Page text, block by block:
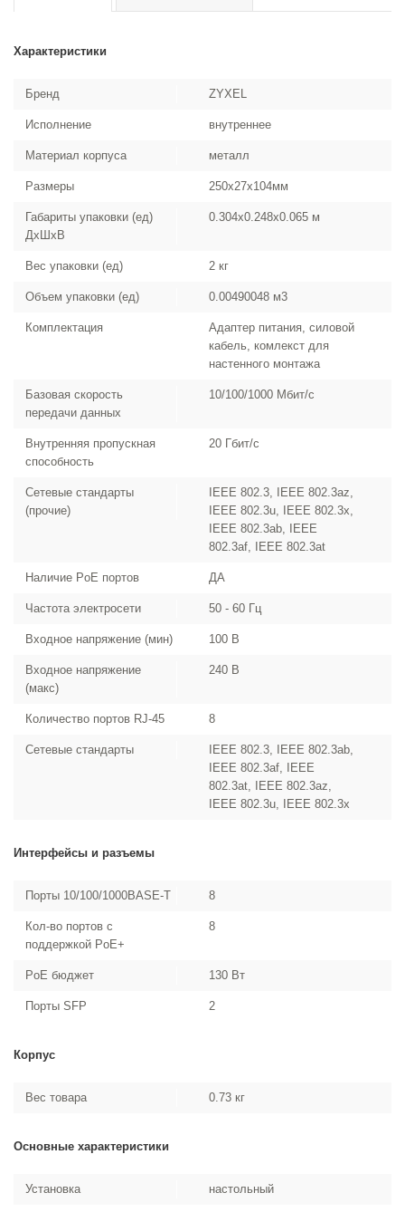
Характеристики
Бренд ZYXEL
Исполнение внутреннее
Материал корпуса металл
Размеры 250x27x104мм
Габариты упаковки (ед)
ДхШхВ
0.304x0.248x0.065 м
Вес упаковки (ед) 2 кг
Объем упаковки (ед) 0.00490048 м3
Комплектация
Адаптер питания, силовой
кабель, комлекст для
настенного монтажа
Базовая скорость
передачи данных
10/100/1000 Мбит/с
Внутренняя пропускная
способность
20 Гбит/с
Сетевые стандарты
(прочие)
IEEE 802.3, IEEE 802.3az,
IEEE 802.3u, IEEE 802.3x,
IEEE 802.3ab, IEEE
802.3af, IEEE 802.3at
Наличие PoE портов ДА
Частота электросети 50 - 60 Гц
Входное напряжение (мин) 100 В
Входное напряжение
(макс)
240 В
Количество портов RJ-45 8
Сетевые стандарты
IEEE 802.3, IEEE 802.3ab,
IEEE 802.3af, IEEE
802.3at, IEEE 802.3az,
IEEE 802.3u, IEEE 802.3x
Интерфейсы и разъемы
Порты 10/100/1000BASE-T 8
Кол-во портов с
поддержкой PoE+
8
PoE бюджет 130 Вт
Порты SFP 2
Корпус
Вес товара 0.73 кг
Основные характеристики
Установка настольный